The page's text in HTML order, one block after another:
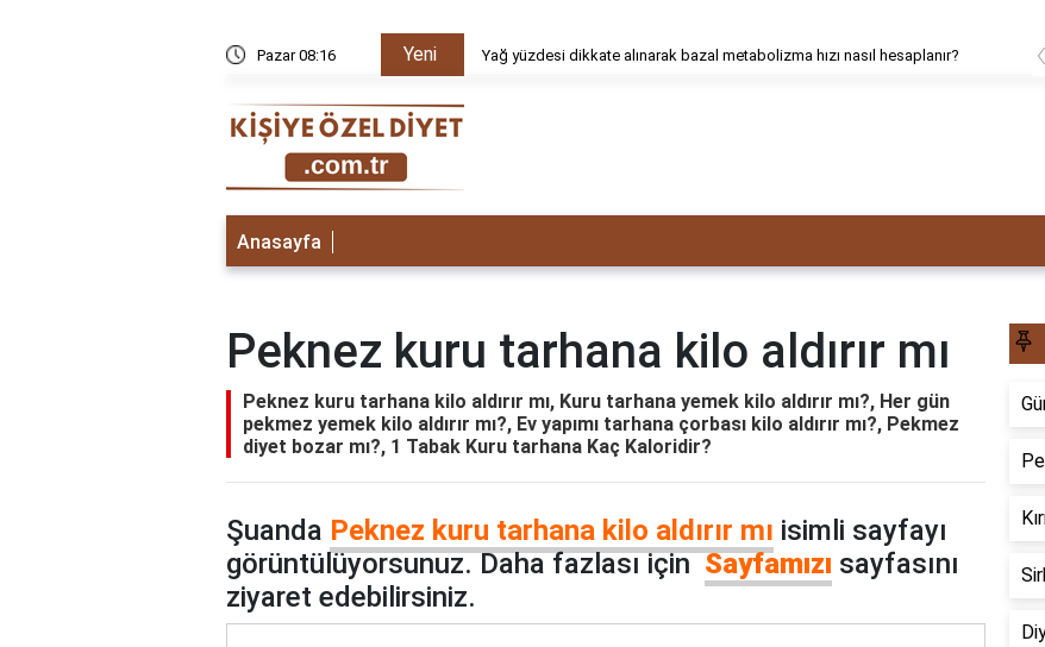
Pazar 08:16 Yeni
alınarak bazal metabolizma hızı nasıl hesaplanır? Yağ yüzdesi dikkate alınarak bazal metabolizma hızı nasıl hesaplanır? ‹
Anasayfa
Peknez kuru tarhana kilo aldırır mı
Peknez kuru tarhana kilo aldırır mı, Kuru tarhana yemek kilo aldırır mı?, Her gün
pekmez yemek kilo aldırır mı?, Ev yapımı tarhana çorbası kilo aldırır mı?, Pekmez
diyet bozar mı?, 1 Tabak Kuru tarhana Kaç Kaloridir?
Şuanda Peknez kuru tarhana kilo aldırır mı isimli sayfayı
görüntülüyorsunuz. Daha fazlası içinSayfamızı sayfasını
ziyaret edebilirsiniz.